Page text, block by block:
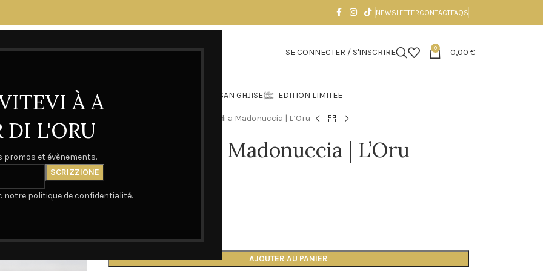
À A
DI L'ORU
promos et évènements.
notre politique de confidentialité.
NEWSLETTERCONTACTFAQS
SE CONNECTER / S'INSCRIRE 0 0,00 €
DI E MAMME CASA D’ORU SAN GHJISE EDITION LIMITEE
Candela di a Madonuccia | L’Oru
Candela di a Madonuccia | L’Oru
AJOUTER AU PANIER